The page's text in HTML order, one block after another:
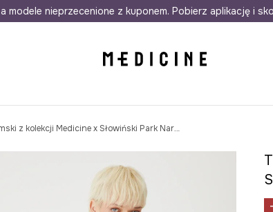
w 24h Darmowa dostawa do salonów
modele nieprzecenione z kuponem. Pobierz aplikację i
T-shirt bawełniany damski z kolekcji Medicine x Słowiński Park Narodowy kolor beżowy